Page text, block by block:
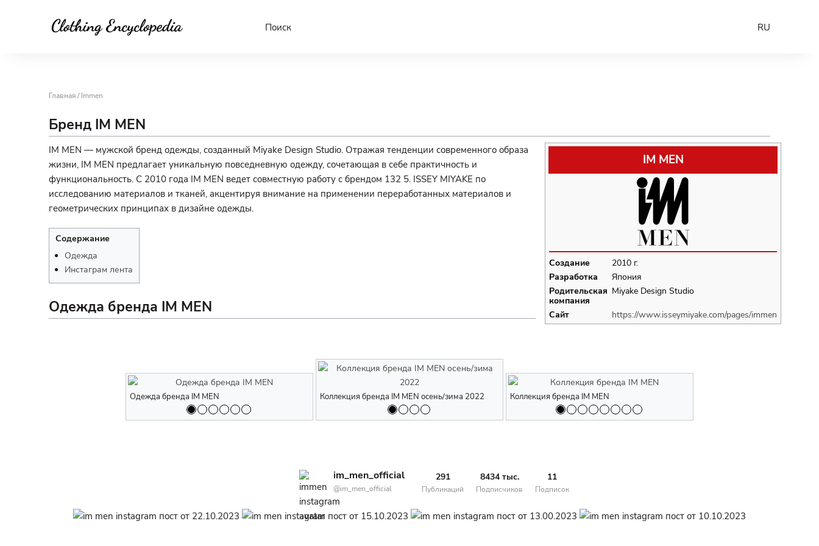
Поиск RU
Главная/ Immen
Бренд IM MEN
IM MEN
Создание
2010 г.
Разработка
Япония
Родительская
компания
Miyake Design Studio
Сайт https://www.isseymiyake.com/pages/immen
IM MEN — мужской бренд одежды, созданный Miyake Design Studio. Отражая тенденции современного образа
жизни, IM MEN предлагает уникальную повседневную одежду, сочетающая в себе практичность и
функциональность. С 2010 года IM MEN ведет совместную работу с брендом 132 5. ISSEY MIYAKE по
исследованию материалов и тканей, акцентируя внимание на применении переработанных материалов и
геометрических принципах в дизайне одежды.
Содержание
Одежда
Инстаграм лента
Одежда бренда IM MEN
Одежда бренда IM MEN Одежда бренда IM MEN Одежда бренда IM MEN
Коллекция бренда IM MEN осень/зима 2022 Коллекция бренда IM MEN осень/зима 2022
Коллекция бренда IM MEN
im_men_official
@im_men_official
291
Публикаций
8434 тыс.
Подписчиков
11
Подписок